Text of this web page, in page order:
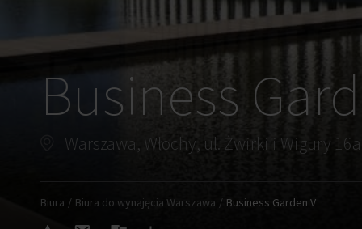
Business
Warszawa, Włochy, ul. Żwirki i Wigury 16a
Biura Biura do wynajęcia Warszawa Business Garden V